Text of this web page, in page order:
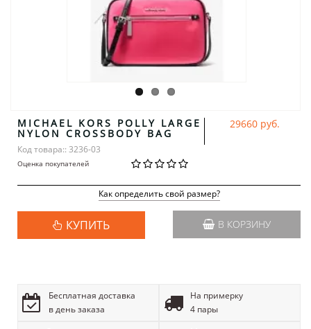
MICHAEL KORS POLLY LARGE
NYLON CROSSBODY BAG
Код товара:: 3236-03
Оценка покупателей
29660 руб.
Как определить свой размер?
КУПИТЬ В КОРЗИНУ
Бесплатная доставка
в день заказа
На примерку
4 пары